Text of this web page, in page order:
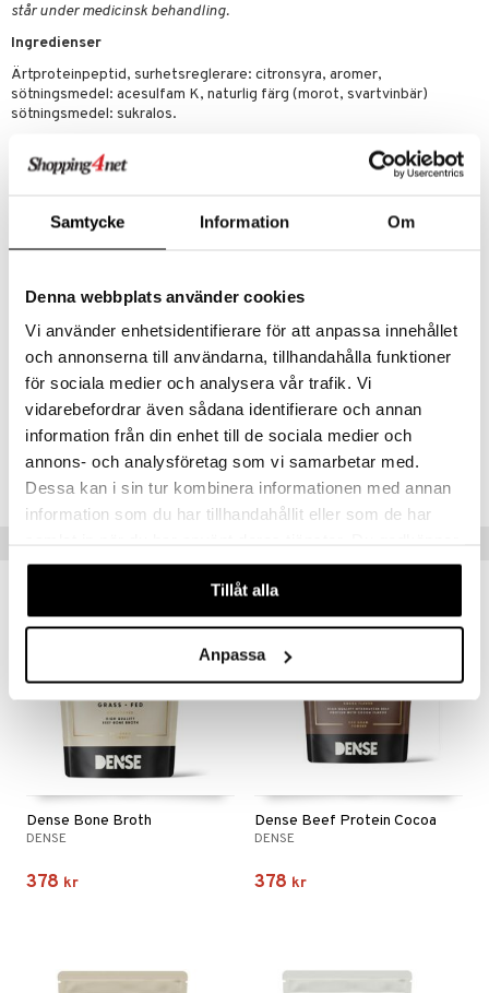
Samtycke Information Om
Denna webbplats använder cookies
Vi använder enhetsidentifierare för att anpassa innehållet
och annonserna till användarna, tillhandahålla funktioner
för sociala medier och analysera vår trafik. Vi
vidarebefordrar även sådana identifierare och annan
information från din enhet till de sociala medier och
annons- och analysföretag som vi samarbetar med.
Dessa kan i sin tur kombinera informationen med annan
information som du har tillhandahållit eller som de har
våra cookies vid fortsatt användande av vår webbplats.
Tillåt alla
Anpassa
står under medicinsk behandling.
Ingredienser
Ärtproteinpeptid, surhetsreglerare: citronsyra, aromer,
sötningsmedel: acesulfam K, naturlig färg (morot, svartvinbär)
sötningsmedel: sukralos.
(16g)
-varav mättat fett
Kolhydrater
0,5g
Fiber
0,5g
Protein
13g
Artikelnr
Lägsta pris senaste 30 dagarna: 196 kr
Dense Bone Broth
DENSE
378 kr
Dense Beef Protein Cocoa
DENSE
378 kr